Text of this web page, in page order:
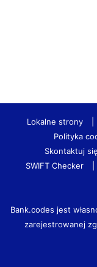
Lokalne strony
Polityka
Skontaktuj
SWIFT Checker
Bank.codes jest
zarejestrowanej